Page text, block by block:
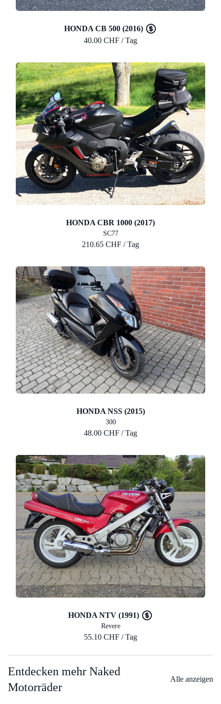
HONDA CB 500 (2016)
40.00 CHF / Tag
HONDA CBR 1000 (2017)
SC77
210.65 CHF / Tag
HONDA NSS (2015)
300
48.00 CHF / Tag
HONDA NTV (1991)
Revere
55.10 CHF / Tag
Entdecken mehr Naked
Motorräder
Alle anzeigen